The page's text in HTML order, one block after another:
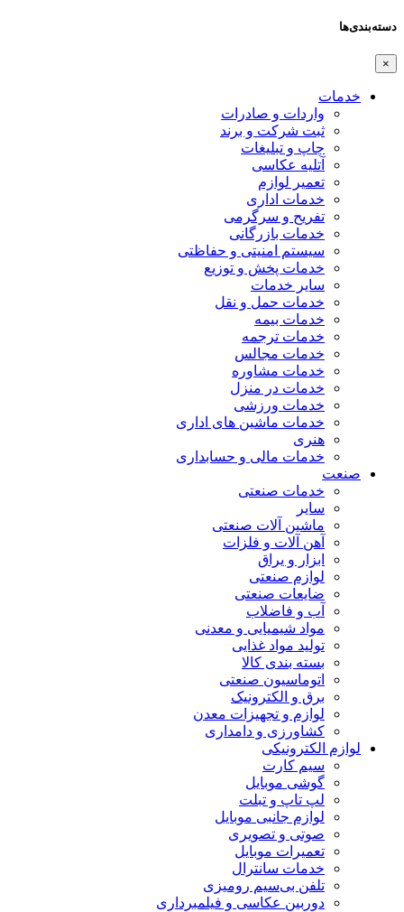
دسته‌بندی‌ها
×
خدمات
واردات و صادرات
ثبت شرکت و برند
چاپ و تبلیغات
آتلیه عکاسی
تعمیر لوازم
خدمات اداری
تفریح و سرگرمی
خدمات بازرگانی
سیستم امنیتی و حفاظتی
خدمات پخش و توزیع
سایر خدمات
خدمات حمل و نقل
خدمات بیمه
خدمات ترجمه
خدمات مجالس
خدمات مشاوره
خدمات در منزل
خدمات ورزشی
خدمات ماشین های اداری
هنری
خدمات مالی و حسابداری
صنعت
خدمات صنعتی
سایر
ماشین آلات صنعتی
آهن آلات و فلزات
ابزار و یراق
لوازم صنعتی
ضایعات صنعتی
آب و فاضلاب
مواد شیمیایی و معدنی
تولید مواد غذایی
بسته بندی کالا
اتوماسیون صنعتی
برق و الکترونیک
لوازم و تجهیزات معدن
کشاورزی و دامداری
لوازم الکترونیکی
سیم کارت
گوشی موبایل
لپ تاپ و تبلت
لوازم جانبی موبایل
صوتی و تصویری
تعمیرات موبایل
خدمات سانترال
تلفن بی‌سیم رومیزی
دوربین عکاسی و فیلمبرداری